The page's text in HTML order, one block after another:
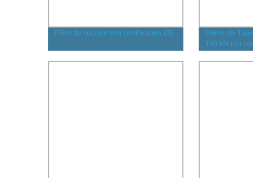
Filtro de succión con certificación CE
Filtros de
100 Micrón
para
Filtro de